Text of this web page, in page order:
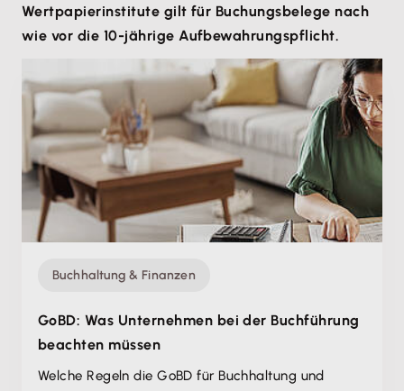
Wertpapierinstitute gilt für Buchungsbelege nach
wie vor die 10-jährige Aufbewahrungspflicht.
Buchhaltung & Finanzen
GoBD: Was Unternehmen bei der Buchführung
beachten müssen
Welche Regeln die GoBD für Buchhaltung und